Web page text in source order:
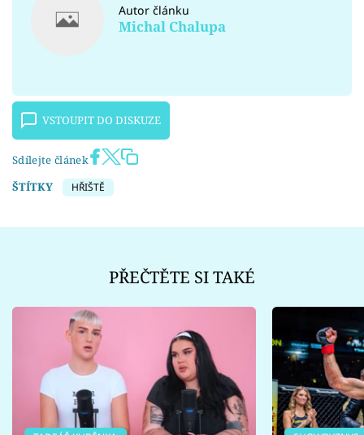
Autor článku
Michal Chalupa
VSTOUPIT DO DISKUZE
Sdílejte článek
ŠTÍTKY
HŘIŠTĚ
PŘEČTĚTE SI TAKÉ